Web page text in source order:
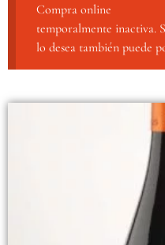
Compra online
temporalmente inactiva.
lo desea también puede